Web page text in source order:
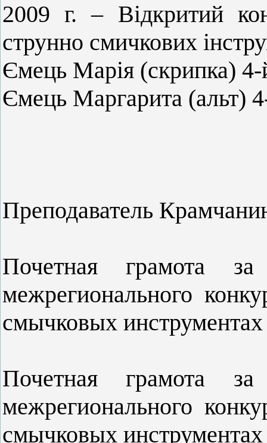
2009 г. – Відкритий
струнно смичкових
Ємець Марія (скрипка)
Ємець Маргарита (альт)
Преподаватель
Почетная грамота
межрегионального
смычковых
Почетная грамота
межрегионального
смычковых